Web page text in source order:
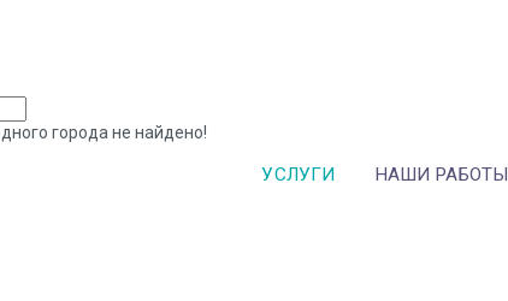
города не найдено!
УСЛУГИ НАШИ РАБОТЫ